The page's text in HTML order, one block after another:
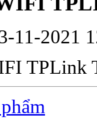
11-2021
TPLink